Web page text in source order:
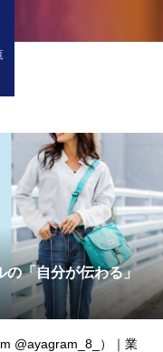
の「自分が伝わる」
@ayagram_8_）｜業